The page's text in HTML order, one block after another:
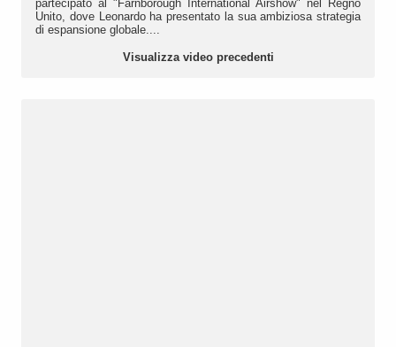
partecipato al "Farnborough International Airshow" nel Regno
Unito, dove Leonardo ha presentato la sua ambiziosa strategia
di espansione globale....
Visualizza video precedenti